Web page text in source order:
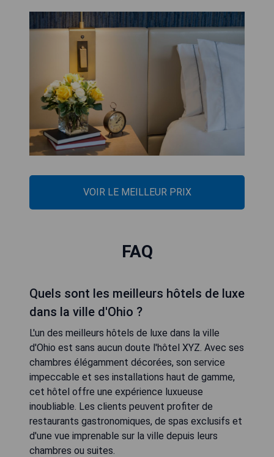
VOIR LE MEILLEUR PRIX
FAQ
Quels sont les meilleurs hôtels de luxe
dans la ville d'Ohio ?
L'un des meilleurs hôtels de luxe dans la ville
d'Ohio est sans aucun doute l'hôtel XYZ. Avec ses
chambres élégamment décorées, son service
impeccable et ses installations haut de gamme,
cet hôtel offre une expérience luxueuse
inoubliable. Les clients peuvent profiter de
restaurants gastronomiques, de spas exclusifs et
d'une vue imprenable sur la ville depuis leurs
chambres ou suites.